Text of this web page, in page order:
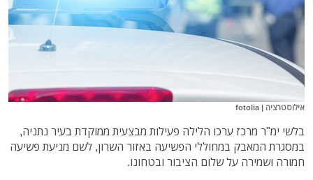
אילוסטרציה | fotolia
בלשי ימ"ר מרכז ערכו הלילה פעילות מבצעית ממוקדת בעיר נתניה,
במסגרת המאבק במחוללי הפשיעה באזור השרון, לשם מניעת פשיעה
חמורה ושמירה על שלום הציבור ובטחונו.